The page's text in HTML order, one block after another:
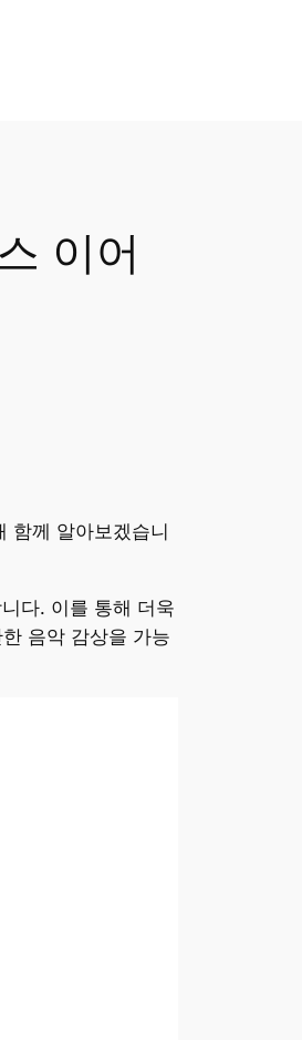
이어
함께 알아보겠습니
다. 이를 통해 더욱
음악 감상을 가능